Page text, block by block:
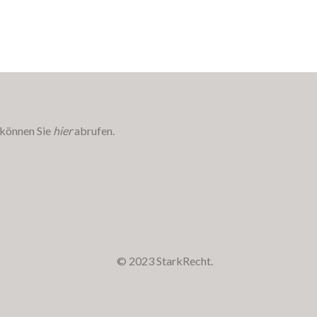
Sie hierabrufen.
© 2023 StarkRecht.